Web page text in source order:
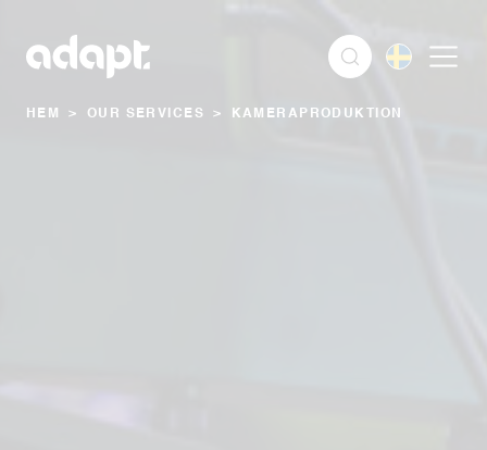
HEM > OUR SERVICES > KAMERAPRODUKTION